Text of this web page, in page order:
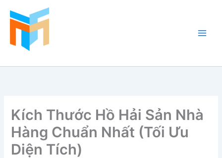
Kích Thước Hồ Hải Sản Nhà
Hàng Chuẩn Nhất (Tối Ưu
Diện Tích)